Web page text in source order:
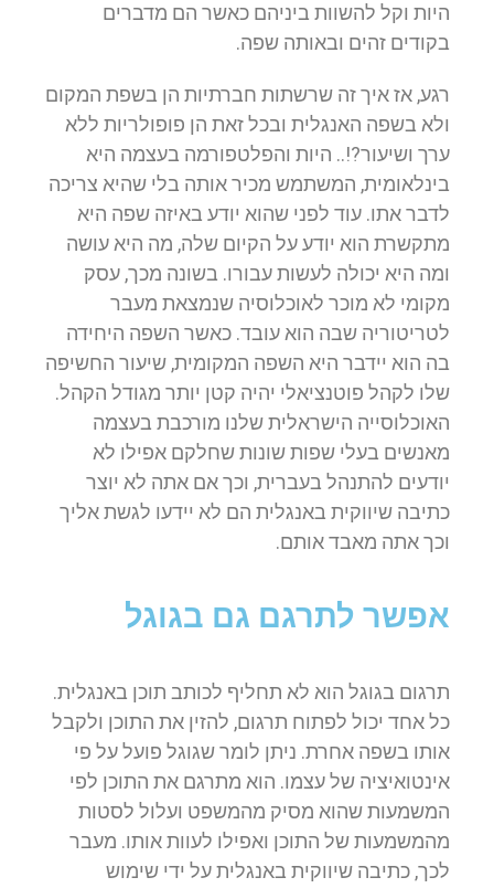
היות וקל להשוות ביניהם כאשר הם מדברים
בקודים זהים ובאותה שפה.
רגע, אז איך זה שרשתות חברתיות הן בשפת המקום
ולא בשפה האנגלית ובכל זאת הן פופולריות ללא
ערך ושיעור?!.. היות והפלטפורמה בעצמה היא
בינלאומית, המשתמש מכיר אותה בלי שהיא צריכה
לדבר אתו. עוד לפני שהוא יודע באיזה שפה היא
מתקשרת הוא יודע על הקיום שלה, מה היא עושה
ומה היא יכולה לעשות עבורו. בשונה מכך, עסק
מקומי לא מוכר לאוכלוסיה שנמצאת מעבר
לטריטוריה שבה הוא עובד. כאשר השפה היחידה
בה הוא יידבר היא השפה המקומית, שיעור החשיפה
שלו לקהל פוטנציאלי יהיה קטן יותר מגודל הקהל.
האוכלוסייה הישראלית שלנו מורכבת בעצמה
מאנשים בעלי שפות שונות שחלקם אפילו לא
יודעים להתנהל בעברית, וכך אם אתה לא יוצר
כתיבה שיווקית באנגלית הם לא יידעו לגשת אליך
וכך אתה מאבד אותם.
אפשר לתרגם גם בגוגל
תרגום בגוגל הוא לא תחליף לכותב תוכן באנגלית.
כל אחד יכול לפתוח תרגום, להזין את התוכן ולקבל
אותו בשפה אחרת. ניתן לומר שגוגל פועל על פי
אינטואיציה של עצמו. הוא מתרגם את התוכן לפי
המשמעות שהוא מסיק מהמשפט ועלול לסטות
מהמשמעות של התוכן ואפילו לעוות אותו. מעבר
לכך, כתיבה שיווקית באנגלית על ידי שימוש